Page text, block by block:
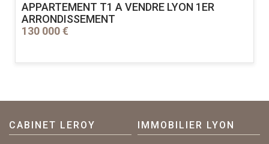
APPARTEMENT T1 A VENDRE LYON 1ER
ARRONDISSEMENT
130 000 €
CABINET LEROY IMMOBILIER LYON